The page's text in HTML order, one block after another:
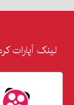
لینک آپارات